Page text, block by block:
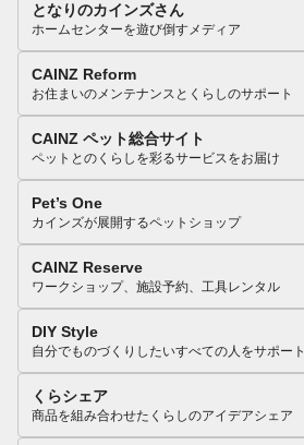
となりのカインズさん
ホームセンターを遊び倒すメディア
CAINZ Reform
お住まいのメンテナンスとくらしのサポート
CAINZ ペット総合サイト
ペットとのくらしを彩るサービスをお届け
Pet’s One
カインズが展開するペットショップ
CAINZ Reserve
ワークショップ、施設予約、工具レンタル
DIY Style
自分でものづくりしたいすべての人をサポート
くらシェア
商品を組み合わせたくらしのアイデアシェア